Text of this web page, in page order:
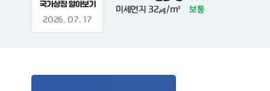
2026. 07. 17
미세먼지 32㎍/m³ 보통
경로당